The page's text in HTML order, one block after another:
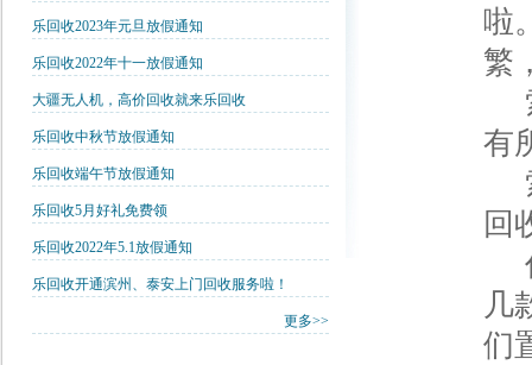
乐回收2023年元旦放假通知
乐回收2022年十一放假通知
大疆无人机，高价回收就来乐回收
乐回收中秋节放假通知
乐回收端午节放假通知
乐回收5月好礼免费领
乐回收2022年5.1放假通知
乐回收开通滨州、泰安上门回收服务啦！
更多>>
啦
繁
有
回
几
们